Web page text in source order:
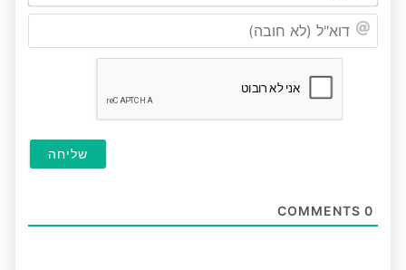
0